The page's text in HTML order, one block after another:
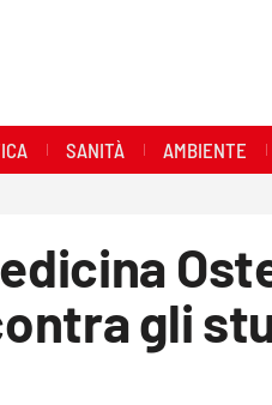
SANITÀ AMBIENTE
gli